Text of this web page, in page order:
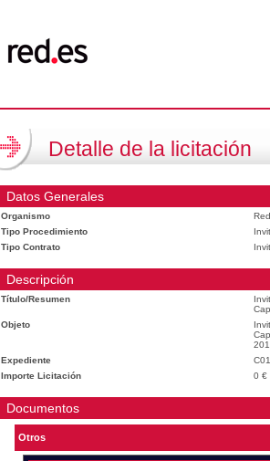
Detalle de la licitación
Datos Generales
Organismo
Tipo Procedimiento
Tipo Contrato
Descripción
Título/Resumen
Objeto
Expediente
Importe Licitación
0 €
Documentos
Otros